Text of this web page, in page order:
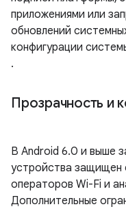
приложениями или
обновлений
конфигурации
.
Прозрачность и
В Android 6.0 и выше
устройства защищен
операторов Wi-Fi и
Дополнительные